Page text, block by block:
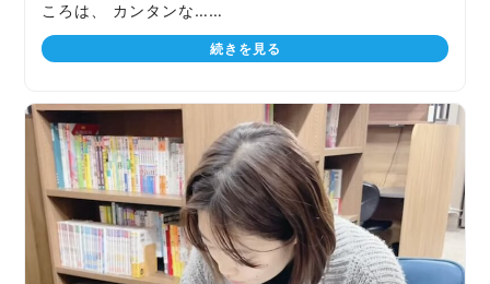
ころは、 カンタンな……
続きを見る